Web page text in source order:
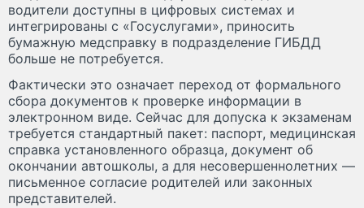
водители доступны в цифровых системах и
интегрированы с «Госуслугами», приносить
бумажную медсправку в подразделение ГИБДД
больше не потребуется.
Фактически это означает переход от формального
сбора документов к проверке информации в
электронном виде. Сейчас для допуска к экзаменам
требуется стандартный пакет: паспорт, медицинская
справка установленного образца, документ об
окончании автошколы, а для несовершеннолетних —
письменное согласие родителей или законных
представителей.